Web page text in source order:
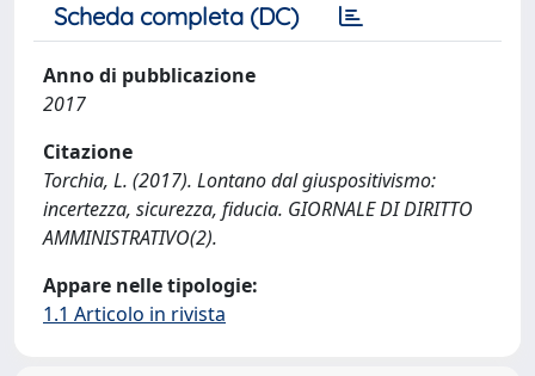
Scheda completa (DC)
Anno di pubblicazione
2017
Citazione
Torchia, L. (2017). Lontano dal giuspositivismo:
incertezza, sicurezza, fiducia. GIORNALE DI DIRITTO
AMMINISTRATIVO(2).
Appare nelle tipologie:
1.1 Articolo in rivista